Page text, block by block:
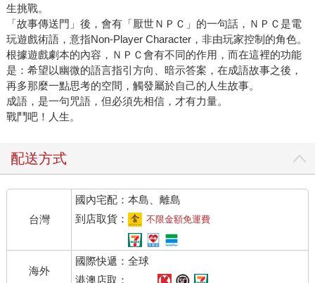
生挑戰。
「故事傳送門」後，會有「厭世ＮＰＣ」的一句話，ＮＰＣ是電
玩遊戲術語，意指Non-Player Character，非由玩家控制的角色。
根據遊戲劇本的內容，ＮＰＣ會有不同的作用，而在這裡的功能
是：希望以幽微的語言指引方向、暗示答案，在成語故事之後，
再多那麼一點思考的空間，觸發屬於自己的人生故事。
成語，是一句咒語，但必須先相信，才有力量。
戰鬥吧！人生。
配送方式
台灣
國內宅配：本島、離島
到店取貨：
不限金額免運費
海外
國際快遞：全球
港澳店取：